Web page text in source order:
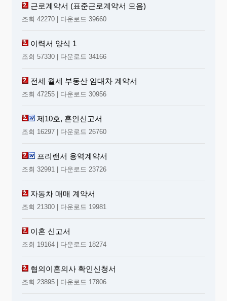
근로계약서 (표준근로계약서 모음)
조회 42270 | 다운로드 39660
이력서 양식 1
조회 57330 | 다운로드 34166
전세 월세 부동산 임대차 계약서
조회 47255 | 다운로드 30956
제10호, 혼인신고서
조회 16297 | 다운로드 26760
프리랜서 용역계약서
조회 32991 | 다운로드 23726
자동차 매매 계약서
조회 21300 | 다운로드 19981
이혼 신고서
조회 19164 | 다운로드 18274
협의이혼의사 확인신청서
조회 23895 | 다운로드 17806